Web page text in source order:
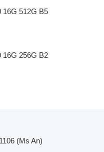
16G 512G B5
16G 256G B2
(Ms An)